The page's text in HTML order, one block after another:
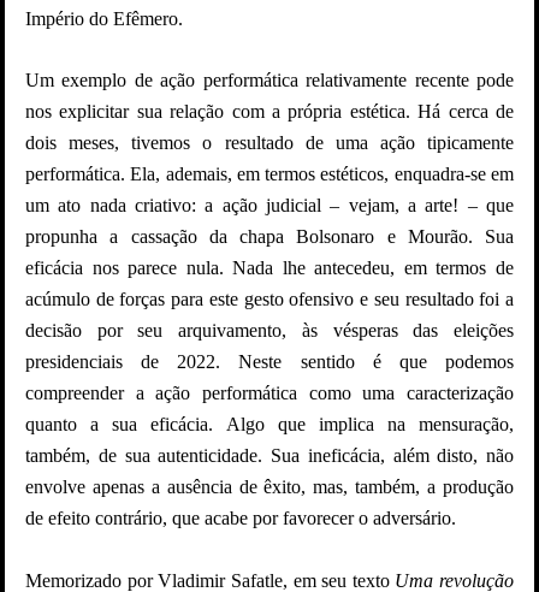
Império do Efêmero.
Um exemplo de ação performática relativamente recente pode
nos explicitar sua relação com a própria estética. Há cerca de
dois meses, tivemos o resultado de uma ação tipicamente
performática. Ela, ademais, em termos estéticos, enquadra-se em
um ato nada criativo: a ação judicial – vejam, a arte! – que
propunha a cassação da chapa Bolsonaro e Mourão. Sua
eficácia nos parece nula. Nada lhe antecedeu, em termos de
acúmulo de forças para este gesto ofensivo e seu resultado foi a
decisão por seu arquivamento, às vésperas das eleições
presidenciais de 2022. Neste sentido é que podemos
compreender a ação performática como uma caracterização
quanto a sua eficácia. Algo que implica na mensuração,
também, de sua autenticidade. Sua ineficácia, além disto, não
envolve apenas a ausência de êxito, mas, também, a produção
de efeito contrário, que acabe por favorecer o adversário.
Memorizado por Vladimir Safatle, em seu texto Uma revolução